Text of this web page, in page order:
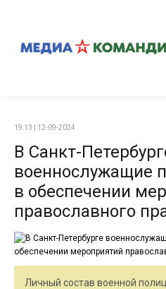
19:13 | 12-09-2024
В Санкт-
военнослужащие
в обеспечении
православного
Личный состав военной